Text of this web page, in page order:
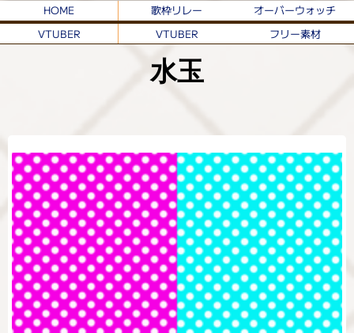
HOME 歌枠リレー
オーバーウォッチ
VTUBER
VTUBER フリー素材
水玉